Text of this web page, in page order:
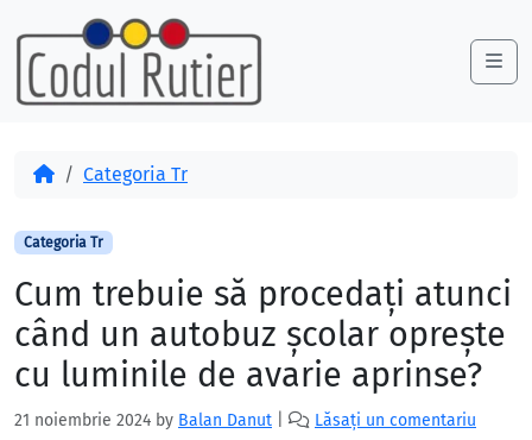
Skip to content
Skip to footer
AcasăCategoria Tr
Categoria Tr
Cum trebuie să procedați atunci
când un autobuz școlar oprește
cu luminile de avarie aprinse?
21 noiembrie 2024 by Balan Danut Lăsați un comentariu